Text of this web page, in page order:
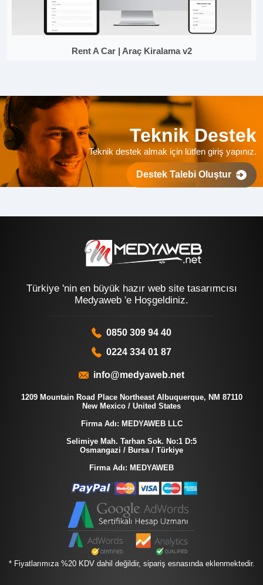
Rent A Car | Araç Kiralama v2
Teknik Destek
Teknik destek almak için lütfen giriş yapınız.
Destek Talebi Oluştur
Türkiye 'nin en büyük hazır web site tasarımcısı
Medyaweb 'e Hoşgeldiniz.
0850 309 94 40
0224 334 01 87
info@medyaweb.net
1209 Mountain Road Place Northeast Albuquerque, NM 87110
New Mexico / United States
Firma Adı: MEDYAWEB LLC
Selimiye Mah. Tarhan Sok. No:1 D:5
Osmangazi / Bursa / Türkiye
Firma Adı: MEDYAWEB
* Fiyatlarımıza %20 KDV dahil değildir, sipariş esnasında eklenmektedir.